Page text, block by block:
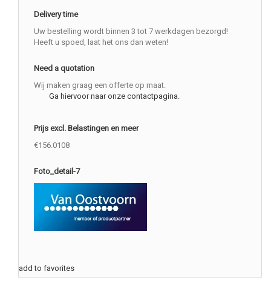
Delivery time
Uw bestelling wordt binnen 3 tot 7 werkdagen bezorgd!
Heeft u spoed, laat het ons dan weten!
Need a quotation
Wij maken graag een offerte op maat.
Ga hiervoor naar onze contactpagina.
Prijs excl. Belastingen en meer
€156.0108
Foto_detail-7
add to favorites